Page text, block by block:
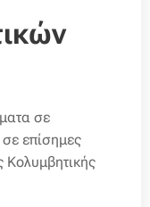
σε
σε επίσημες
Κολυμβητικής